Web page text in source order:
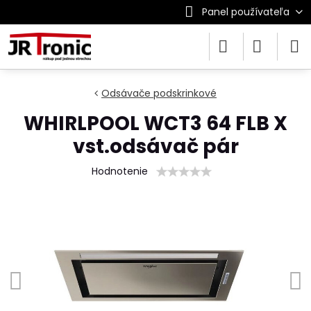
Panel používateľa
Odsávače podskrinkové
WHIRLPOOL WCT3 64 FLB X
vst.odsávač pár
Hodnotenie